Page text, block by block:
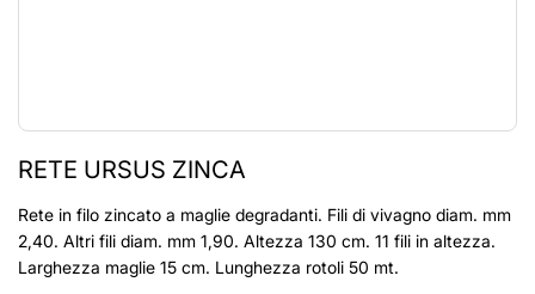
RETE URSUS ZINCA
Rete in filo zincato a maglie degradanti. Fili di vivagno diam. mm
2,40. Altri fili diam. mm 1,90. Altezza 130 cm. 11 fili in altezza.
Larghezza maglie 15 cm. Lunghezza rotoli 50 mt.